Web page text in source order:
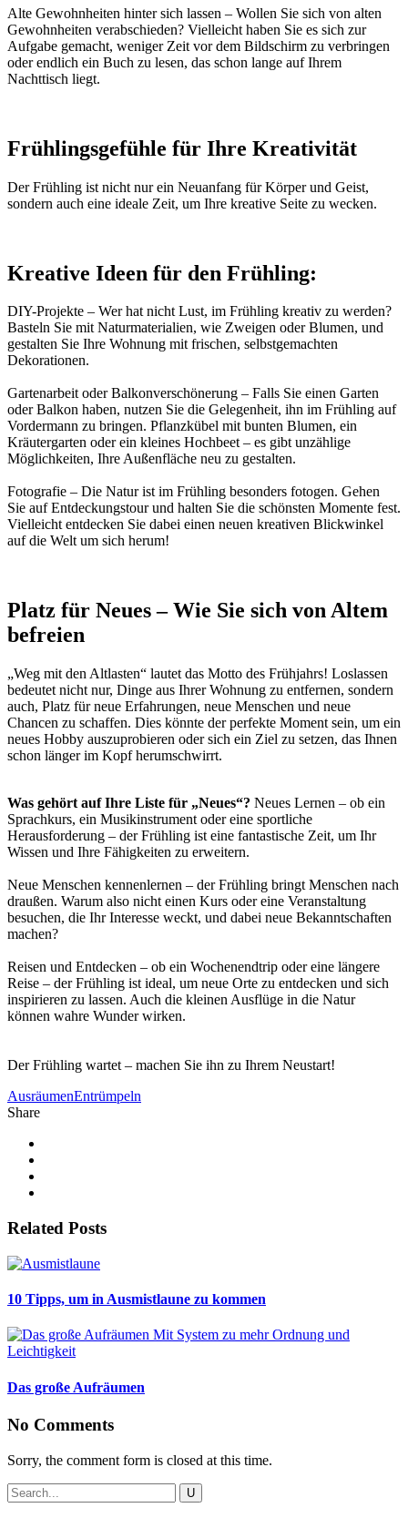
Alte Gewohnheiten hinter sich lassen – Wollen Sie sich von alten
Gewohnheiten verabschieden? Vielleicht haben Sie es sich zur
Aufgabe gemacht, weniger Zeit vor dem Bildschirm zu verbringen
oder endlich ein Buch zu lesen, das schon lange auf Ihrem
Nachttisch liegt.
Frühlingsgefühle für Ihre Kreativität
Der Frühling ist nicht nur ein Neuanfang für Körper und Geist,
sondern auch eine ideale Zeit, um Ihre kreative Seite zu wecken.
Kreative Ideen für den Frühling:
DIY-Projekte – Wer hat nicht Lust, im Frühling kreativ zu werden?
Basteln Sie mit Naturmaterialien, wie Zweigen oder Blumen, und
gestalten Sie Ihre Wohnung mit frischen, selbstgemachten
Dekorationen.
Gartenarbeit oder Balkonverschönerung – Falls Sie einen Garten
oder Balkon haben, nutzen Sie die Gelegenheit, ihn im Frühling auf
Vordermann zu bringen. Pflanzkübel mit bunten Blumen, ein
Kräutergarten oder ein kleines Hochbeet – es gibt unzählige
Möglichkeiten, Ihre Außenfläche neu zu gestalten.
Fotografie – Die Natur ist im Frühling besonders fotogen. Gehen
Sie auf Entdeckungstour und halten Sie die schönsten Momente fest.
Vielleicht entdecken Sie dabei einen neuen kreativen Blickwinkel
auf die Welt um sich herum!
Platz für Neues – Wie Sie sich von Altem
befreien
„Weg mit den Altlasten“ lautet das Motto des Frühjahrs! Loslassen
bedeutet nicht nur, Dinge aus Ihrer Wohnung zu entfernen, sondern
auch, Platz für neue Erfahrungen, neue Menschen und neue
Chancen zu schaffen. Dies könnte der perfekte Moment sein, um ein
neues Hobby auszuprobieren oder sich ein Ziel zu setzen, das Ihnen
schon länger im Kopf herumschwirrt.
Was gehört auf Ihre Liste für „Neues“? Neues Lernen – ob ein
Sprachkurs, ein Musikinstrument oder eine sportliche
Herausforderung – der Frühling ist eine fantastische Zeit, um Ihr
Wissen und Ihre Fähigkeiten zu erweitern.
Neue Menschen kennenlernen – der Frühling bringt Menschen nach
draußen. Warum also nicht einen Kurs oder eine Veranstaltung
besuchen, die Ihr Interesse weckt, und dabei neue Bekanntschaften
machen?
Reisen und Entdecken – ob ein Wochenendtrip oder eine längere
Reise – der Frühling ist ideal, um neue Orte zu entdecken und sich
inspirieren zu lassen. Auch die kleinen Ausflüge in die Natur
können wahre Wunder wirken.
Der Frühling wartet – machen Sie ihn zu Ihrem Neustart!
AusräumenEntrümpeln
Share
Related Posts
10 Tipps, um in Ausmistlaune zu kommen
Das große Aufräumen
No Comments
Sorry, the comment form is closed at this time.